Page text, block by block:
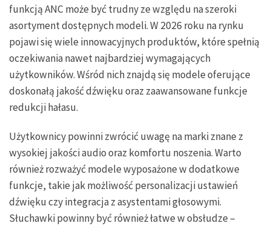
funkcją ANC może być trudny ze względu na szeroki
asortyment dostępnych modeli. W 2026 roku na rynku
pojawi się wiele innowacyjnych produktów, które spełnią
oczekiwania nawet najbardziej wymagających
użytkowników. Wśród nich znajdą się modele oferujące
doskonałą jakość dźwięku oraz zaawansowane funkcje
redukcji hałasu.
Użytkownicy powinni zwrócić uwagę na marki znane z
wysokiej jakości audio oraz komfortu noszenia. Warto
również rozważyć modele wyposażone w dodatkowe
funkcje, takie jak możliwość personalizacji ustawień
dźwięku czy integracja z asystentami głosowymi.
Słuchawki powinny być również łatwe w obsłudze –